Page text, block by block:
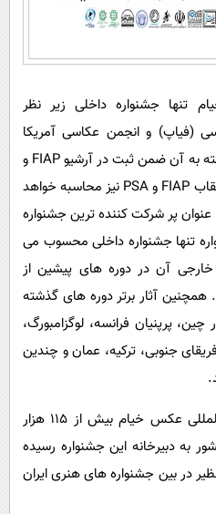
تنها جشنواره داخلی زیر نظر
(فیاپ) و انجمن عکاسی آمریکا
(PSA) است و عکس های راه یافته به آن ضمن ثبت در آرشیو FIAP و
PSA بنام عکاس، برای دریافت القاب FIAP و PSA نیز محاسبه خواهد
پر شرکت کننده ترین جشنواره
تنها جشنواره داخلی محسوب می
آن در دوره های پیشین از
آثار برتر دوره های گذشته
جمله در چین، پرپنیان فرانسه، لوگزامبورگ،
آفریقای جنوبی، ترکیه، عمان و چندین
در مجموع 6 دوره جشنواره بین‎المللی عکس خیام بیش از 115 هزار
عکس از هنرمندان 78 کشور به دبیرخانه این جشنواره رسیده
در بین جشنواره های هنری ایران